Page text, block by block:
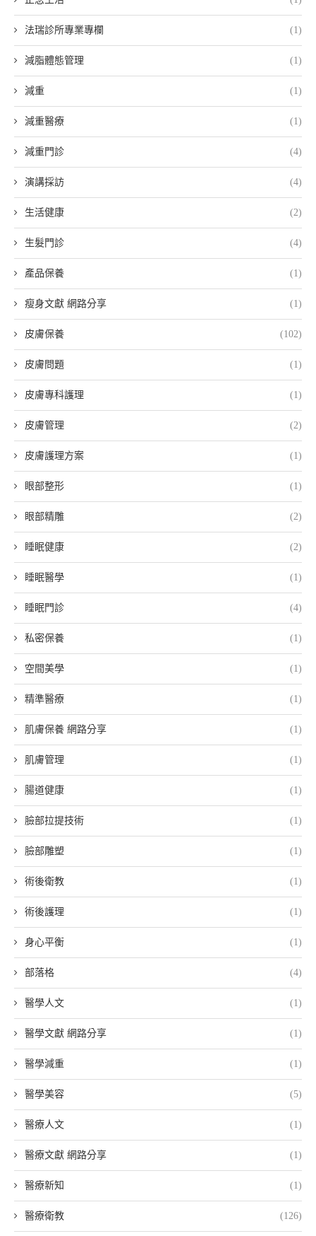
法瑞診所專業專欄 (1)
減脂體態管理 (1)
減重 (1)
減重醫療 (1)
減重門診 (4)
演講採訪 (4)
生活健康 (2)
生髮門診 (4)
產品保養 (1)
瘦身文獻 網路分享 (1)
皮膚保養 (102)
皮膚問題 (1)
皮膚專科護理 (1)
皮膚管理 (2)
皮膚護理方案 (1)
眼部整形 (1)
眼部精雕 (2)
睡眠健康 (2)
睡眠醫學 (1)
睡眠門診 (4)
私密保養 (1)
空間美學 (1)
精準醫療 (1)
肌膚保養 網路分享 (1)
肌膚管理 (1)
腸道健康 (1)
臉部拉提技術 (1)
臉部雕塑 (1)
術後衛教 (1)
術後護理 (1)
身心平衡 (1)
部落格 (4)
醫學人文 (1)
醫學文獻 網路分享 (1)
醫學減重 (1)
醫學美容 (5)
醫療人文 (1)
醫療文獻 網路分享 (1)
醫療新知 (1)
醫療衛教 (126)